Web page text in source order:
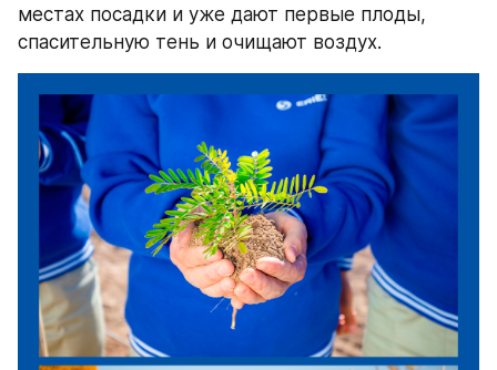
местах посадки и уже дают первые плоды,
спасительную тень и очищают воздух.